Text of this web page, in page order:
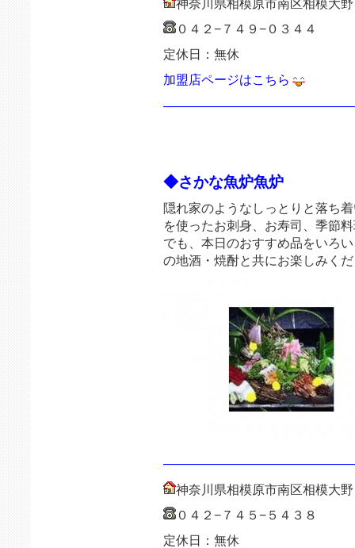
神奈川県相模原市南区相模大
０４２−７４９−０３４４
定休日：無休
加盟店ページはこちら
◆さかな魚炉魚炉
隠れ家のようなしっとりと落ち
を使ったお刺身、お寿司、季節
でも、本日のおすすめ品をいろ
の地酒・焼酎と共にお楽しみく
神奈川県相模原市南区相模大
０４２−７４５−５４３８
定休日：無休